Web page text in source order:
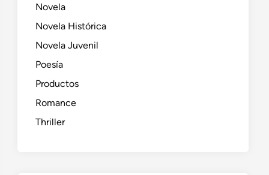
Novela
Novela Histórica
Novela Juvenil
Poesía
Productos
Romance
Thriller